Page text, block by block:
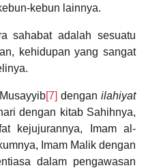
kebun lainnya.
sahabat adalah sesuatu
kehidupan yang sangat
[7] denganilahiyat
dengan kitab Sahihnya,
kejujurannya, Imam al-
Imam Malik dengan
dalam pengawasan